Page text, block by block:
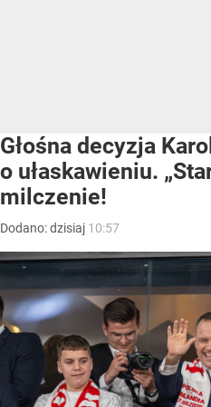
Głośna decyzja
o ułaskawieniu.
milczenie!
Dodano:dzisiaj 10:57